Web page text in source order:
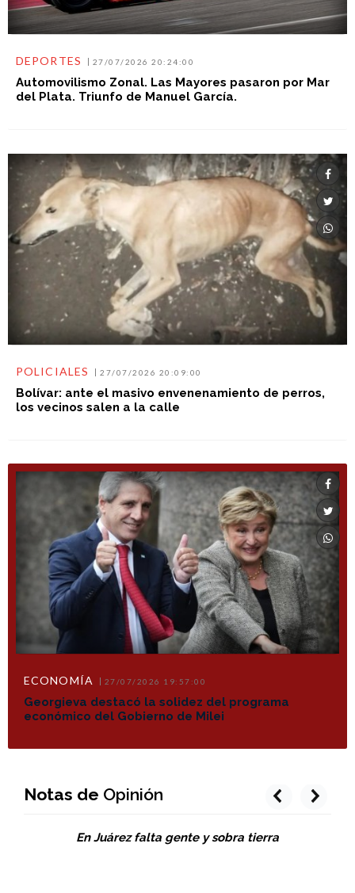
DEPORTES 27/07/2026 20:24:00
Automovilismo Zonal. Las Mayores pasaron por Mar
del Plata. Triunfo de Manuel García.
POLICIALES 27/07/2026 20:09:00
Bolívar: ante el masivo envenenamiento de perros,
los vecinos salen a la calle
ECONOMÍA 27/07/2026 19:57:00
Georgieva destacó la solidez del programa
económico del Gobierno de Milei
Notas de Opinión
En Juárez falta gente y sobra tierra
prev next